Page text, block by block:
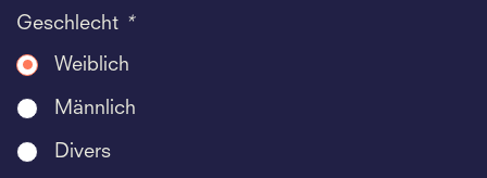
Geschlecht *
Weiblich
Männlich
Divers